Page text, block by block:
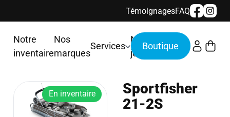
TémoignagesFAQ
Notre
inventaire
Nos
marques
Services
Nous
joindre
En inventaire
Sportfisher
21-2S